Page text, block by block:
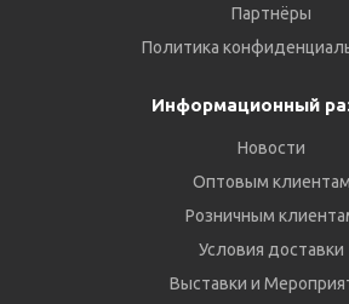
Партнёры
Политика
Информационный
Новости
Оптовым клиентам
Розничным
Условия доставки
Выставки и